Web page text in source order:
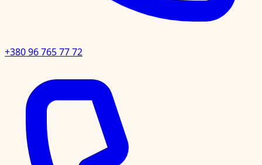
+380 96 765 77 72